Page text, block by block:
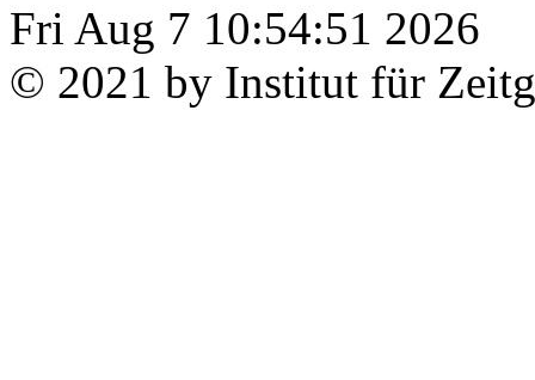
Fri Aug 7 10:54:51 2026
© 2021 by Institut für